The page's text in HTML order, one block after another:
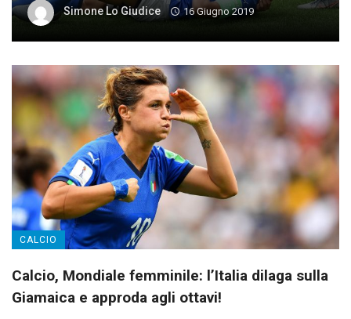
Simone Lo Giudice 16 Giugno 2019
CALCIO
Calcio, Mondiale femminile: l’Italia dilaga sulla
Giamaica e approda agli ottavi!